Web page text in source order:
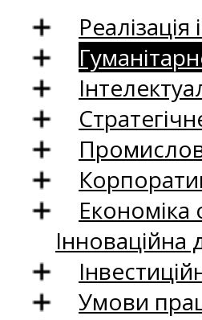
Економіка
Інноваційна
Умови